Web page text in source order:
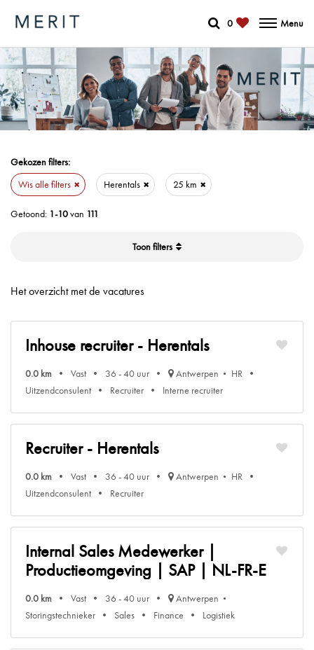
0 Menu
Gekozen filters:
Wis alle filters
Herentals 25 km
Getoond: 1-10van 111
filters
Het overzicht met de vacatures
Inhouse recruiter - Herentals
0.0 km Vast 36 - 40 uur Antwerpen
HR
Uitzendconsulent
Recruiter Interne recruiter
Recruiter - Herentals
0.0 km Vast 36 - 40 uur Antwerpen
HR
Uitzendconsulent
Recruiter
Internal Sales Medewerker |
Productieomgeving | SAP | NL-FR-E
0.0 km Vast 36 - 40 uur
Antwerpen
Storingstechnieker
Sales Finance Logistiek